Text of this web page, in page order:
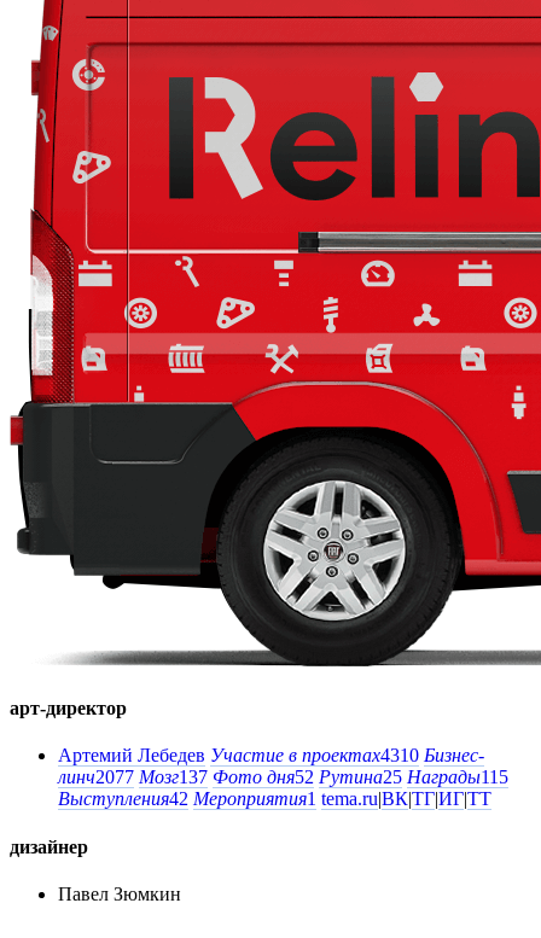
арт-директор
Артемий Лебедев Участие в проектах4310 Бизнес-
линч2077 Мозг137 Фото дня52 Рутина25 Награды115
Выступления42 Мероприятия1 tema.ru|ВК|ТГ|ИГ|ТТ
дизайнер
Павел Зюмкин